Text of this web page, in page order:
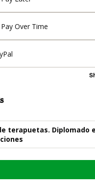
Pay Over Time
terapuetas. Diplomado